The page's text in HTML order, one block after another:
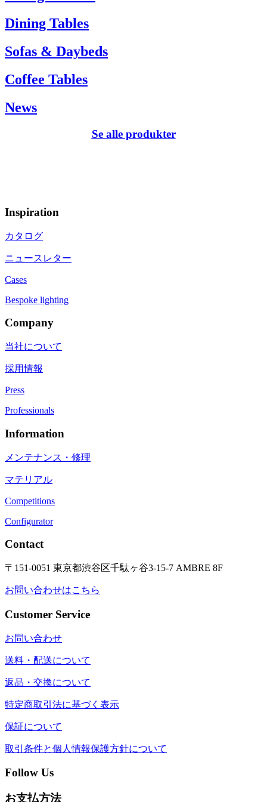
Dining Tables
Sofas & Daybeds
Coffee Tables
News
Se alle produkter
Inspiration
カタログ
ニュースレター
Cases
Bespoke lighting
Company
当社について
採用情報
Press
Professionals
Information
メンテナンス・修理
マテリアル
Competitions
Configurator
Contact
〒151-0051 東京都渋谷区千駄ヶ谷3-15-7 AMBRE 8F
お問い合わせはこちら
Customer Service
お問い合わせ
送料・配送について
返品・交換について
特定商取引法に基づく表示
保証について
取引条件と個人情報保護方針について
Follow Us
お支払方法